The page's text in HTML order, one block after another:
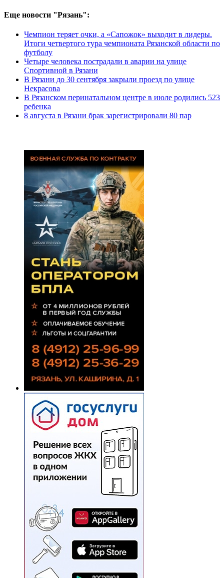
Еще новости "Рязань":
Чемпион теряет очки, а «Сапожок» выходит в лидеры.
Итоги четвертого тура чемпионата Рязанской области по
футболу
Четыре человека пострадали в аварии на улице
Спортивной в Рязани
В Рязани до 30 сентября закрыли проезд по улице
Некрасова
В Рязанском перинатальном центре в июле родились 523
ребенка
8 августа в Рязани брак зарегистрировали 80 пар